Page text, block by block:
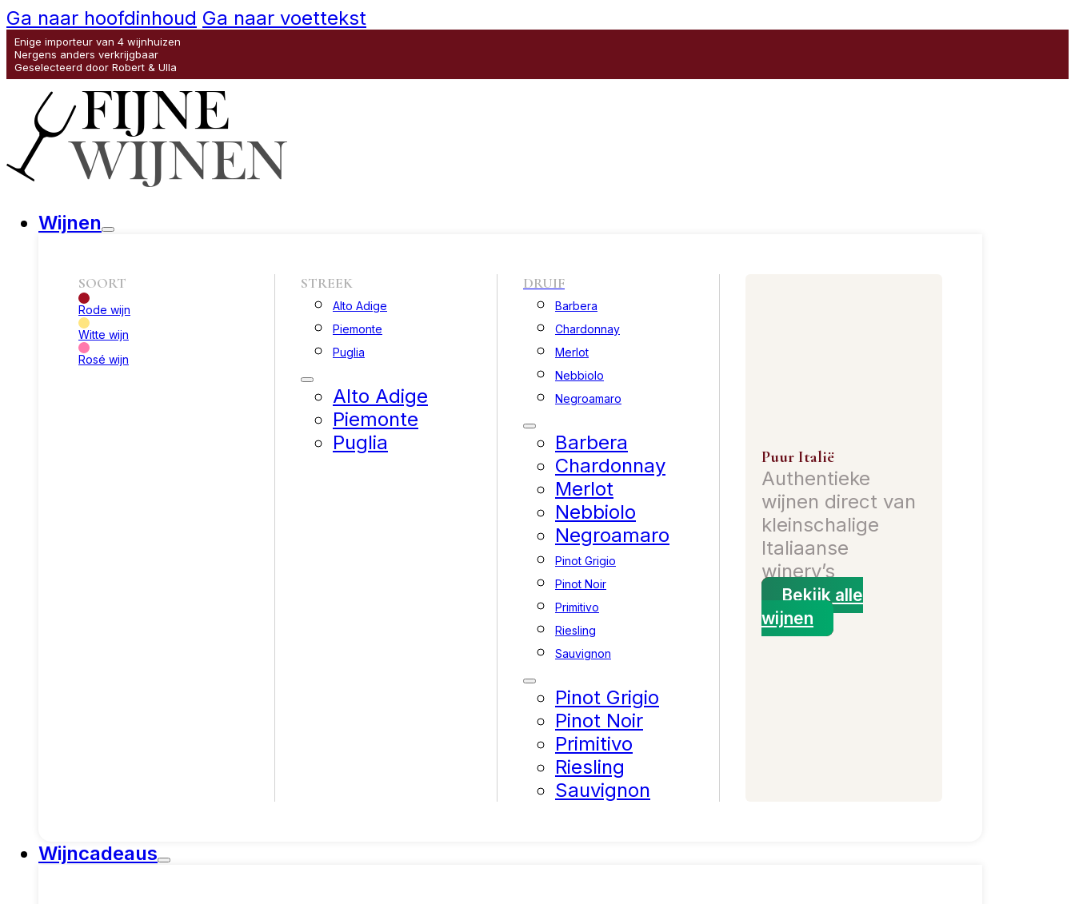
Ga naar hoofdinhoud Ga naar voettekst
Enige importeur van 4 wijnhuizen
Nergens anders verkrijgbaar
Geselecteerd door Robert & Ulla
Wijnen
SOORT
Rode wijn
Witte wijn
Rosé wijn
STREEK
Alto Adige
Piemonte
Puglia
Alto Adige
Piemonte
Puglia
DRUIF
Barbera
Chardonnay
Merlot
Nebbiolo
Negroamaro
Barbera
Chardonnay
Merlot
Nebbiolo
Negroamaro
Pinot Grigio
Pinot Noir
Primitivo
Riesling
Sauvignon
Pinot Grigio
Pinot Noir
Primitivo
Riesling
Sauvignon
Puur Italië
Authentieke
wijnen direct van
kleinschalige
Italiaanse
winery’s
Bekijk alle
wijnen
Wijncadeaus